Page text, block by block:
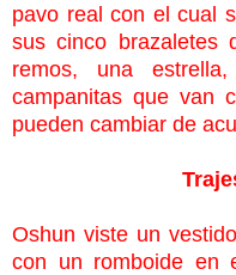
pavo real con el cual
sus cinco brazaletes
remos, una
campanitas que van
pueden cambiar de
Oshun viste un
con un romboide en